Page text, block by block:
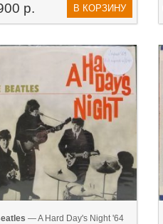
р. В КОРЗИНУ
— A Hard Day's Night '64